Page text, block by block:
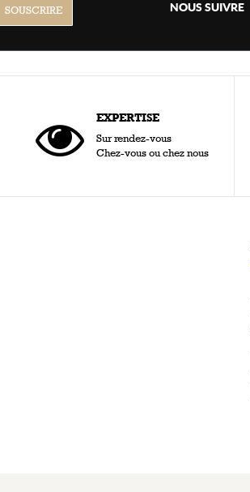
NOUS SUIVRE
EXPERTISE
Sur rendez-vous
Chez-vous ou chez nous